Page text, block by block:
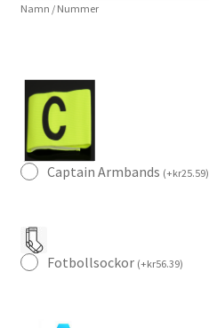
Fotbollsställ
mängd
Namn / Nummer
Captain Armbands (+kr25.59)
Fotbollsockor (+kr56.39)